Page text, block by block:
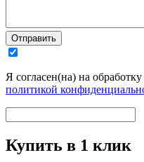
Отправить
Я согласен(на) на обработку
политикой
Купить в 1 клик